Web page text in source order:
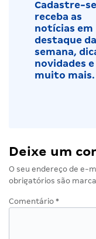
Cadastre-
receba as
notícias em
destaque da
semana,
novidades e
muito mais.
Deixe um
O seu endereço de e-
obrigatórios são
Comentário *